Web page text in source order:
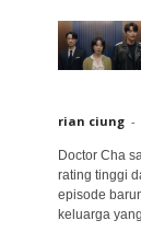
rian ciung -
Doctor Cha
rating tinggi
episode
keluarga